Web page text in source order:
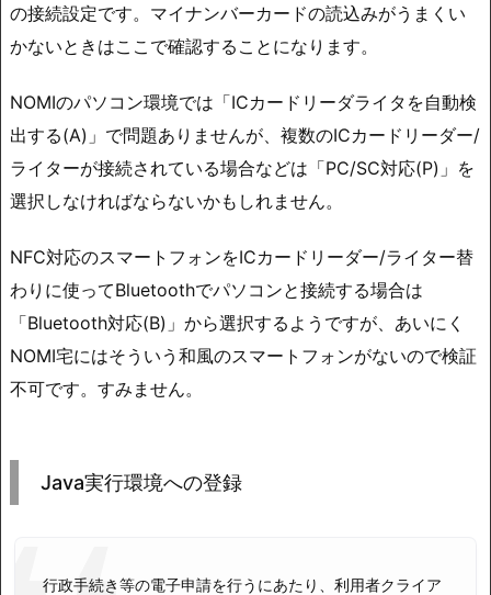
の接続設定です。マイナンバーカードの読込みがうまくい
かないときはここで確認することになります。
NOMIのパソコン環境では「ICカードリーダライタを自動検
出する(A)」で問題ありませんが、複数のICカードリーダー/
ライターが接続されている場合などは「PC/SC対応(P)」を
選択しなければならないかもしれません。
NFC対応のスマートフォンをICカードリーダー/ライター替
わりに使ってBluetoothでパソコンと接続する場合は
「Bluetooth対応(B)」から選択するようですが、あいにく
NOMI宅にはそういう和風のスマートフォンがないので検証
不可です。すみません。
Java実行環境への登録
行政手続き等の電子申請を行うにあたり、利用者クライア